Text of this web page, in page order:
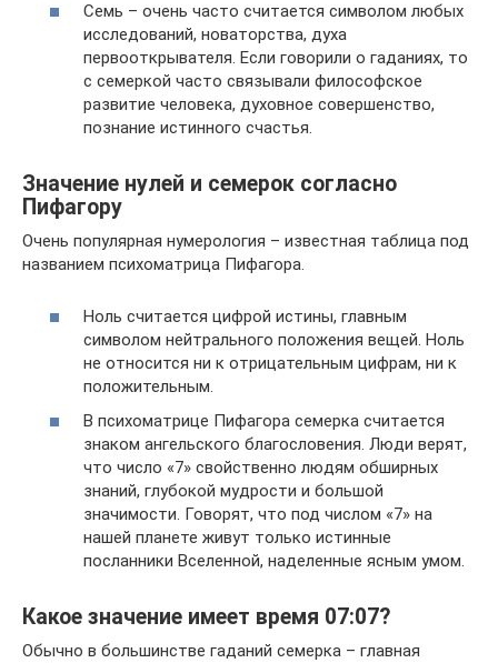
Семь – очень часто считается символом любых
исследований, новаторства, духа
первооткрывателя. Если говорили о гаданиях, то
с семеркой часто связывали философское
развитие человека, духовное совершенство,
познание истинного счастья.
Значение нулей и семерок согласно
Пифагору
Очень популярная нумерология – известная таблица под
названием психоматрица Пифагора.
Ноль считается цифрой истины, главным
символом нейтрального положения вещей. Ноль
не относится ни к отрицательным цифрам, ни к
положительным.
В психоматрице Пифагора семерка считается
знаком ангельского благословения. Люди верят,
что число «7» свойственно людям обширных
знаний, глубокой мудрости и большой
значимости. Говорят, что под числом «7» на
нашей планете живут только истинные
посланники Вселенной, наделенные ясным умом.
Какое значение имеет время 07:07?
Обычно в большинстве гаданий семерка – главная